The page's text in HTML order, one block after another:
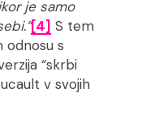
je samo
[4] S tem
odnosu s
“skrbi
v svojih